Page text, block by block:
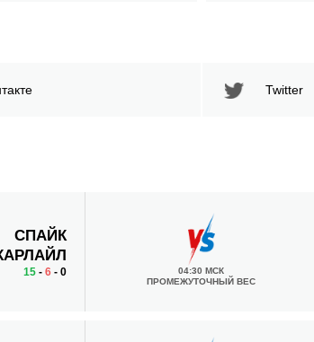
Twitter
СПАЙК
15- 6- 0
04:30 МСК
ПРОМЕЖУТОЧНЫЙ ВЕС